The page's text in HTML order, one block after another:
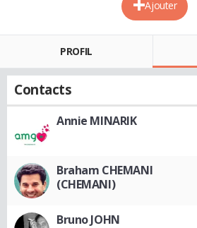
Ajouter
PROFIL
Contacts
Annie MINARIK
Braham CHEMANI
(CHEMANI)
Bruno JOHN